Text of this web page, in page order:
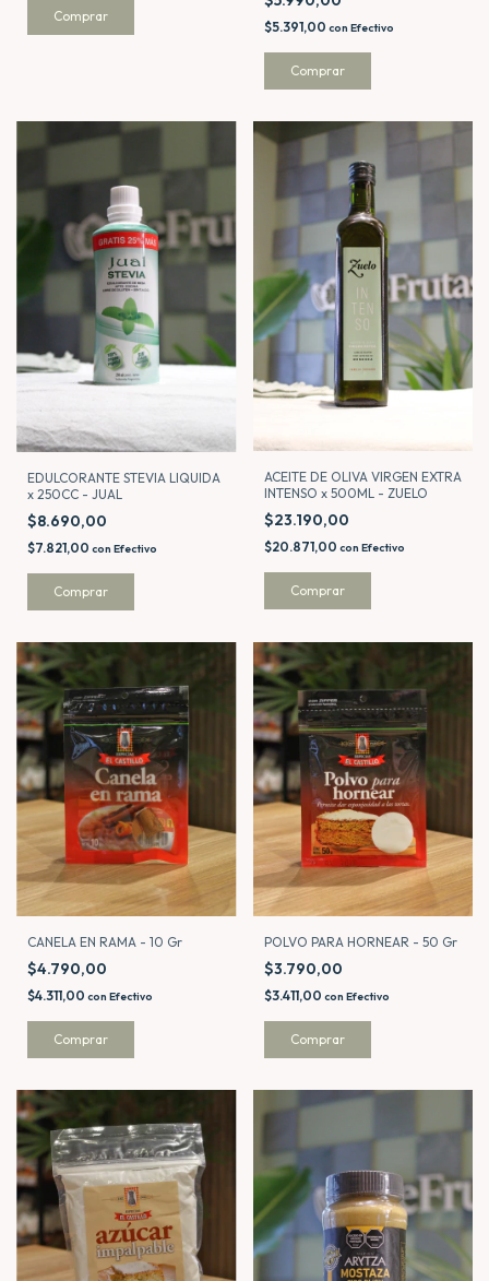
$5.391,00 con Efectivo
EDULCORANTE STEVIA LIQUIDA
x 250CC - JUAL
$8.690,00
$7.821,00 con Efectivo
ACEITE DE OLIVA VIRGEN EXTRA
INTENSO x 500ML - ZUELO
$23.190,00
$20.871,00 con Efectivo
CANELA EN RAMA - 10 Gr
$4.790,00
$4.311,00 con Efectivo
POLVO PARA HORNEAR - 50 Gr
$3.790,00
$3.411,00 con Efectivo